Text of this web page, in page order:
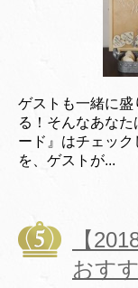
ゲストも一緒に盛
る！そんなあな
ード』はチェック
を、ゲストが...
【
おす